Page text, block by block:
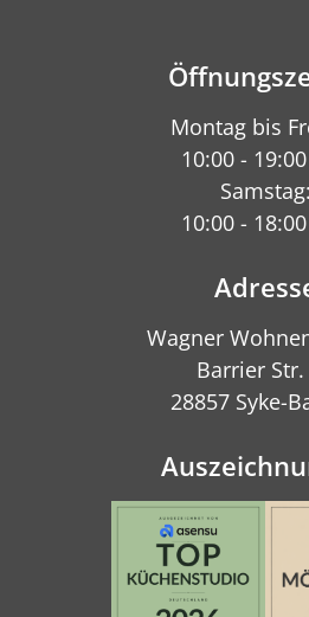
Montag bis
10:00 -
Samstag:
10:00 -
Wagner
Barrier Str.
28857 Syke-